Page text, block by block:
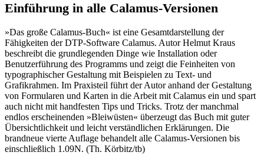
Einführung in alle Calamus-Versionen
»Das große Calamus-Buch« ist eine Gesamtdarstellung der
Fähigkeiten der DTP-Software Calamus. Autor Helmut Kraus
beschreibt die grundlegenden Dinge wie Installation oder
Benutzerführung des Programms und zeigt die Feinheiten von
typographischer Gestaltung mit Beispielen zu Text- und
Grafikrahmen. Im Praxisteil führt der Autor anhand der Gestaltung
von Formularen und Karten in die Arbeit mit Calamus ein und spart
auch nicht mit handfesten Tips und Tricks. Trotz der manchmal
endlos erscheinenden »Bleiwüsten« überzeugt das Buch mit guter
Übersichtlichkeit und leicht verständlichen Erklärungen. Die
brandneue vierte Auflage behandelt alle Calamus-Versionen bis
einschließlich 1.09N. (Th. Körbitz/tb)